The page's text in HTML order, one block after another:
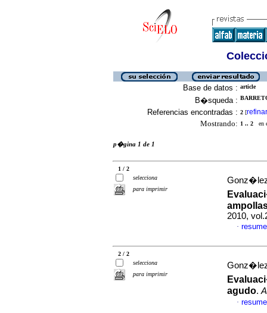
Base de datos : article
B�squeda :
Referencias encontradas : 2 [refinar
Mostrando: 1 .. 2 en
p�gina 1 de 1
1 / 2
selecciona
para imprimir
2010,
·
2 / 2
selecciona
para imprimir
agudo.
·